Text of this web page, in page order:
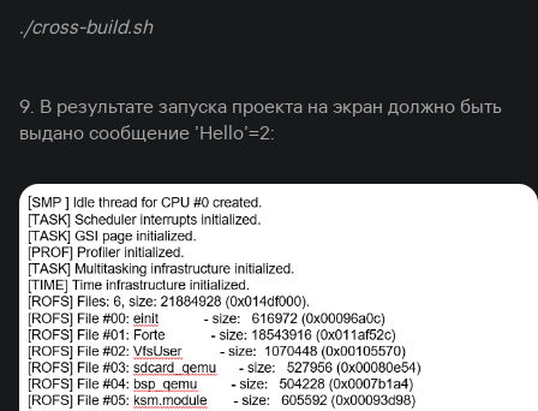
./cross-build.sh
9. В результате запуска проекта на экран должно быть
выдано сообщение ’Hello’=2: